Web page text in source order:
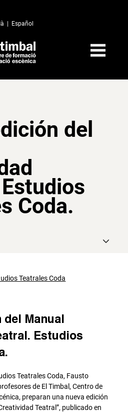
Español
del
Coda.
del Manual
Estudios
Teatrales Coda, Fausto
de El Timbal, Centro de
preparan una nueva edición
Teatral”, publicado en